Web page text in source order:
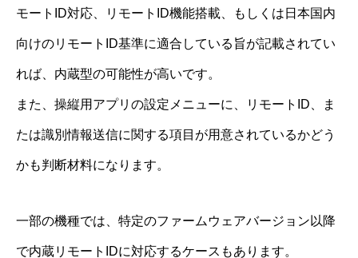
モートID対応、リモートID機能搭載、もしくは日本国内
向けのリモートID基準に適合している旨が記載されてい
れば、内蔵型の可能性が高いです。
また、操縦用アプリの設定メニューに、リモートID、ま
たは識別情報送信に関する項目が用意されているかどう
かも判断材料になります。
一部の機種では、特定のファームウェアバージョン以降
で内蔵リモートIDに対応するケースもあります。